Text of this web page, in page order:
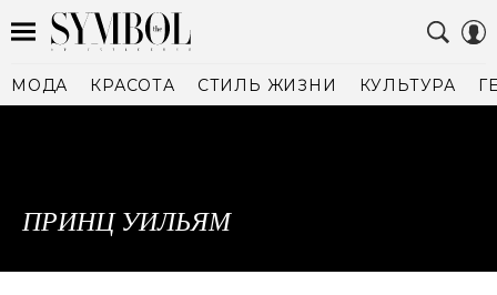
МОДА КРАСОТА СТИЛЬ ЖИЗНИ КУЛЬТУРА
ПРИНЦ УИЛЬЯМ